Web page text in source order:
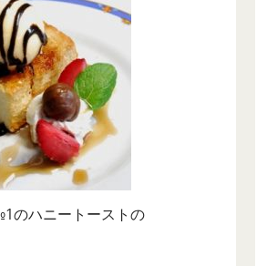
のハニートーストの